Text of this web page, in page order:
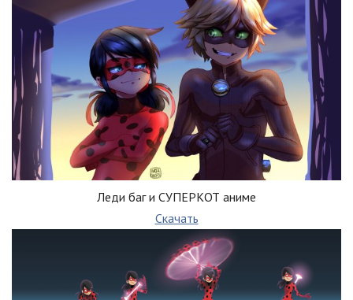
Леди баг и СУПЕРКОТ аниме
Скачать